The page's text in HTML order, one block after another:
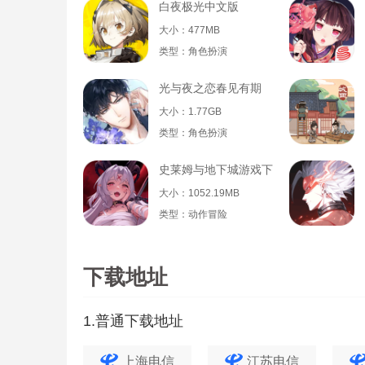
白夜极光中文版
大小：477MB
类型：角色扮演
光与夜之恋春见有期
大小：1.77GB
类型：角色扮演
史莱姆与地下城游戏下载
大小：1052.19MB
类型：动作冒险
下载地址
1.普通下载地址
上海电信 江苏电信